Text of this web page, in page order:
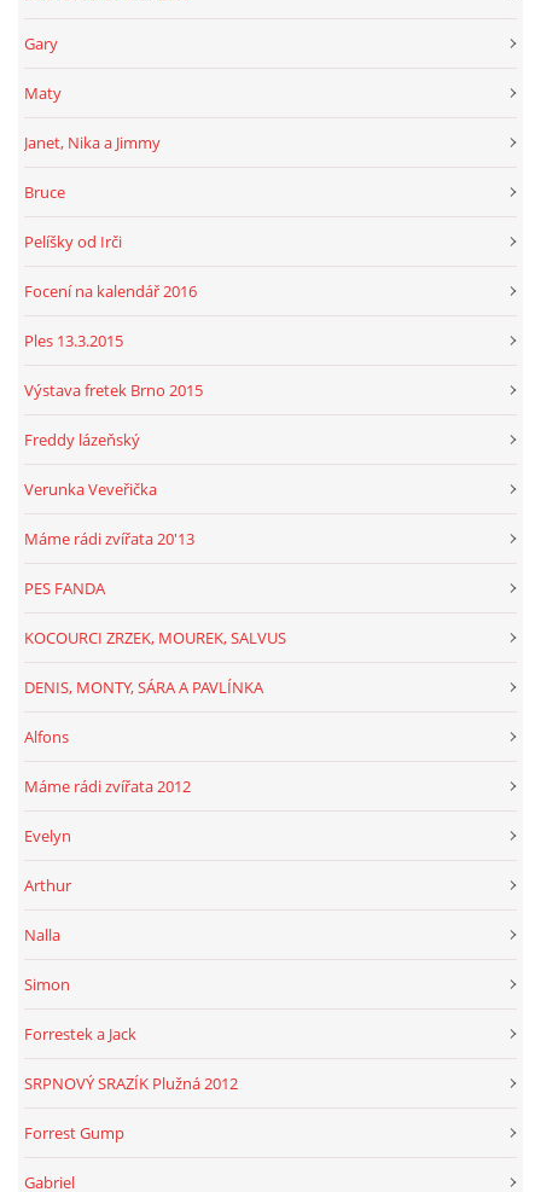
Gary
Maty
Janet, Nika a Jimmy
Bruce
Pelíšky od Irči
Focení na kalendář 2016
Ples 13.3.2015
Výstava fretek Brno 2015
Freddy lázeňský
Verunka Veveřička
Máme rádi zvířata 20'13
PES FANDA
KOCOURCI ZRZEK, MOUREK, SALVUS
DENIS, MONTY, SÁRA A PAVLÍNKA
Alfons
Máme rádi zvířata 2012
Evelyn
Arthur
Nalla
Simon
Forrestek a Jack
SRPNOVÝ SRAZÍK Plužná 2012
Forrest Gump
Gabriel